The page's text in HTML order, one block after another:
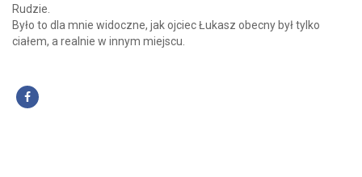
Rudzie.
Było to dla mnie widoczne, jak ojciec Łukasz obecny był tylko
ciałem, a realnie w innym miejscu.